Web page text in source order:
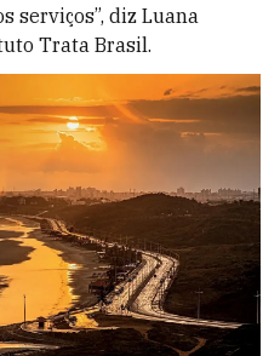
serviços”, diz Luana
Trata Brasil.